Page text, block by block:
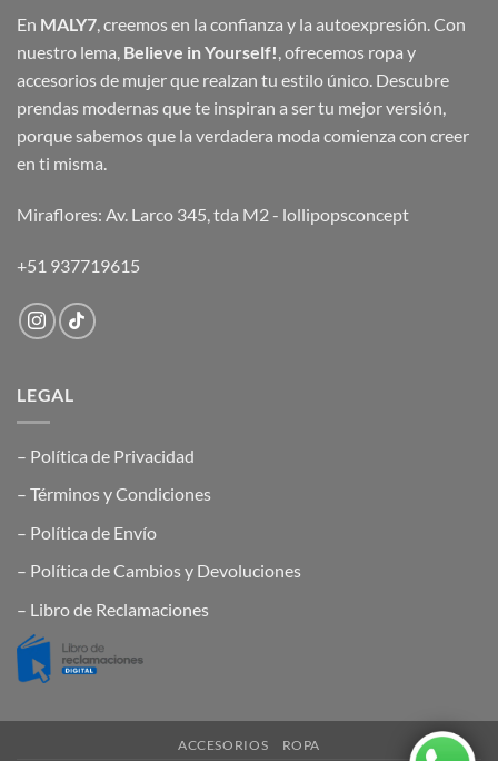
En MALY7, creemos en la confianza y la autoexpresión. Con
nuestro lema, Believe in Yourself!, ofrecemos ropa y
accesorios de mujer que realzan tu estilo único. Descubre
prendas modernas que te inspiran a ser tu mejor versión,
porque sabemos que la verdadera moda comienza con creer
en ti misma.
Miraflores: Av. Larco 345, tda M2 - lollipopsconcept
+51 937719615
LEGAL
– Política de Privacidad
– Términos y Condiciones
– Política de Envío
– Política de Cambios y Devoluciones
– Libro de Reclamaciones
ACCESORIOS ROPA